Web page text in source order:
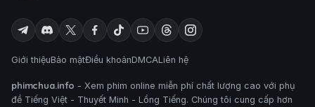
Giới thiệuBảo mậtĐiều khoảnDMCALiên hệ
phimchua.info - Xem phim online miễn phí chất lượng cao với phụ
đề Tiếng Việt - Thuyết Minh - Lồng Tiếng. Chúng tôi cung cấp hơn